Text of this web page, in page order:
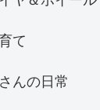
て
んの日常